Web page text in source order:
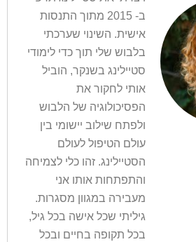
ב- 2015 מתוך התנסות
אישית. השינוי שערכתי
בלבוש שלי תוך כדי לימודי
סטיילינג בשנקר, הוביל
אותי לחקור את
הפסיכולוגיה של הלבוש
ולפתח שילוב יישומי בין
עולם הטיפול לעולם
הסטיילינג. זהו כלי לצמיחה
והתפתחות אותו אני
מעבירה במגוון מסגרות.
גיליתי שכל אישה בכל גיל,
בכל תקופה בחיים ובכל